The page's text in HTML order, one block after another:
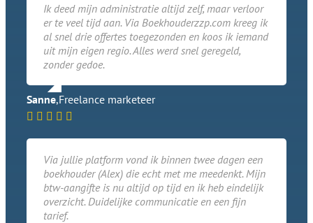
Ik deed mijn administratie altijd zelf, maar verloor
er te veel tijd aan. Via Boekhouderzzp.com kreeg ik
al snel drie offertes toegezonden en koos ik iemand
uit mijn eigen regio. Alles werd snel geregeld,
zonder gedoe.
Sanne,Freelance marketeer
Via jullie platform vond ik binnen twee dagen een
boekhouder (Alex) die echt met me meedenkt. Mijn
btw-aangifte is nu altijd op tijd en ik heb eindelijk
overzicht. Duidelijke communicatie en een fijn
tarief.